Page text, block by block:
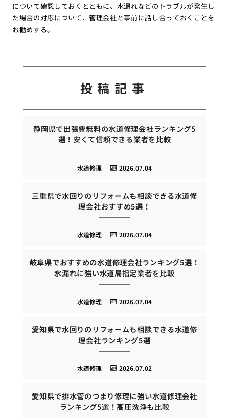
について確認しておくとともに、水漏れなどのトラブルが発生し
た場合の対応について、管理会社と事前に話し合っておくことを
お勧めする。
投稿記事
静岡県で出張費無料の水道修理会社ランキング5
選！安くて信頼できる業者を比較
2026.07.04
水道修理
三重県で水回りのリフォームも相談できる水道修
理会社おすすめ5選！
2026.07.04
水道修理
岐阜県でおすすめの水道修理会社ランキング5選！
水漏れに強い水道局指定業者を比較
2026.07.04
水道修理
愛知県で水回りのリフォームも相談できる水道修
理会社ランキング5選
2026.07.02
水道修理
愛知県で排水管のつまり修理に強い水道修理会社
ランキング5選！高圧洗浄も比較